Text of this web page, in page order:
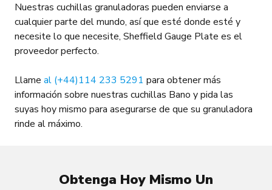
Nuestras cuchillas granuladoras pueden enviarse a
cualquier parte del mundo, así que esté donde esté y
necesite lo que necesite, Sheffield Gauge Plate es el
proveedor perfecto.
Llame al (+44)114 233 5291 para obtener más
información sobre nuestras cuchillas Bano y pida las
suyas hoy mismo para asegurarse de que su granuladora
rinde al máximo.
Obtenga Hoy Mismo Un